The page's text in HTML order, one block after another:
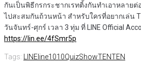
กันเป็นพิธีกรกระชากเรทติ้งกันทำเอาหลายต่
ไปสะสมกันถ้วนหน้า สำหรับใครที่อยากเล่น
วันจันทร์-ศุกร์ เวลา 3 ทุ่ม ที่
LINE Official
https://lin.ee/4fSmr5p
Tags: LINE line1010QuizShowTENTEN